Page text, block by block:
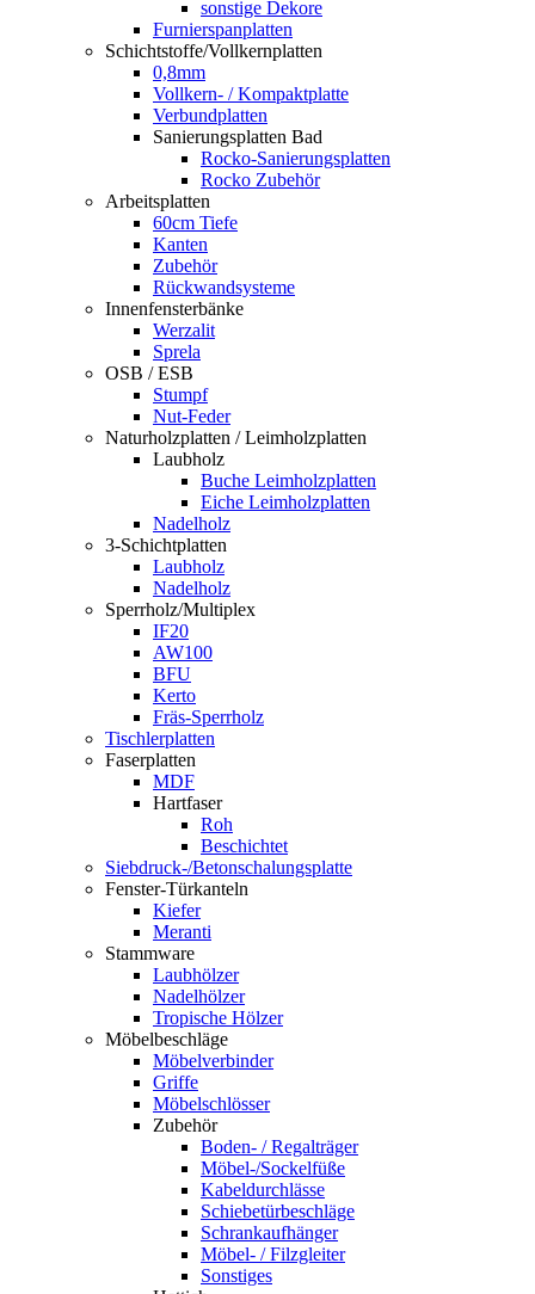
sonstige Dekore
Furnierspanplatten
Schichtstoffe/Vollkernplatten
0,8mm
Vollkern- / Kompaktplatte
Verbundplatten
Sanierungsplatten Bad
Rocko-Sanierungsplatten
Rocko Zubehör
Arbeitsplatten
60cm Tiefe
Kanten
Zubehör
Rückwandsysteme
Innenfensterbänke
Werzalit
Sprela
OSB / ESB
Stumpf
Nut-Feder
Naturholzplatten / Leimholzplatten
Laubholz
Buche Leimholzplatten
Eiche Leimholzplatten
Nadelholz
3-Schichtplatten
Laubholz
Nadelholz
Sperrholz/Multiplex
IF20
AW100
BFU
Kerto
Fräs-Sperrholz
Tischlerplatten
Faserplatten
MDF
Hartfaser
Roh
Beschichtet
Siebdruck-/Betonschalungsplatte
Fenster-Türkanteln
Kiefer
Meranti
Stammware
Laubhölzer
Nadelhölzer
Tropische Hölzer
Möbelbeschläge
Möbelverbinder
Griffe
Möbelschlösser
Zubehör
Boden- / Regalträger
Möbel-/Sockelfüße
Kabeldurchlässe
Schiebetürbeschläge
Schrankaufhänger
Möbel- / Filzgleiter
Sonstiges